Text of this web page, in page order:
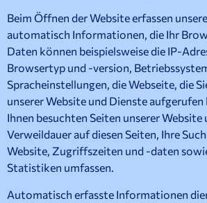
Beim Öffnen der Website erfassen
automatisch Informationen, die Ihr
Daten können beispielsweise die IP-
Browsertyp und -version,
Spracheinstellungen, die Webseite, die
unserer Website und Dienste aufgerufen
Ihnen besuchten Seiten unserer Website
Verweildauer auf diesen Seiten, Ihre
Website, Zugriffszeiten und -daten
Statistiken umfassen.
Automatisch erfasste Informationen